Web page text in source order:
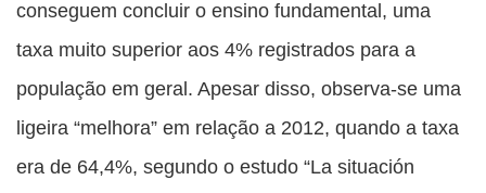
conseguem concluir o ensino fundamental, uma
taxa muito superior aos 4% registrados para a
população em geral. Apesar disso, observa-se uma
ligeira “melhora” em relação a 2012, quando a taxa
era de 64,4%, segundo o estudo “La situación